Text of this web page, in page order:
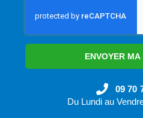
ENVOYER
09 70
Du Lundi au